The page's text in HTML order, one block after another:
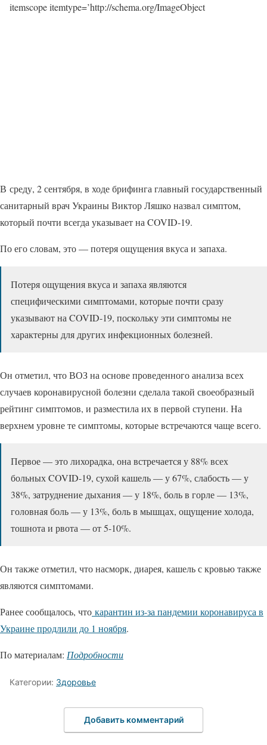
itemscope itemtype=’http://schema.org/ImageObject
В среду, 2 сентября, в ходе брифинга главный государственный
санитарный врач Украины Виктор Ляшко назвал симптом,
который почти всегда указывает на COVID-19.
По его словам, это — потеря ощущения вкуса и запаха.
Потеря ощущения вкуса и запаха являются
специфическими симптомами, которые почти сразу
указывают на COVID-19, поскольку эти симптомы не
характерны для других инфекционных болезней.
Он отметил, что ВОЗ на основе проведенного анализа всех
случаев коронавирусной болезни сделала такой своеобразный
рейтинг симптомов, и разместила их в первой ступени. На
верхнем уровне те симптомы, которые встречаются чаще всего.
Первое — это лихорадка, она встречается у 88% всех
больных COVID-19, сухой кашель — у 67%, слабость — у
38%, затруднение дыхания — у 18%, боль в горле — 13%,
головная боль — у 13%, боль в мышцах, ощущение холода,
тошнота и рвота — от 5-10%.
Он также отметил, что насморк, диарея, кашель с кровью также
являются симптомами.
Ранее сообщалось, что карантин из-за пандемии коронавируса в
Украине продлили до 1 ноября.
По материалам: Подробности
Категории: Здоровье
Добавить комментарий